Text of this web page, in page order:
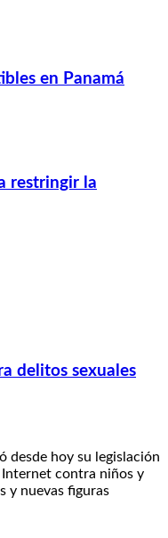
en Panamá
restringir la
delitos sexuales
desde hoy su legislación
Internet contra niños y
y nuevas figuras